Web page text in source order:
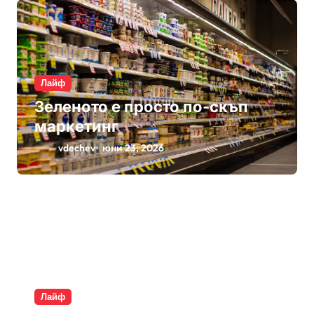
Лайф
Зеленото е просто по-скъп
маркетинг
vdechev юни 23, 2026
Лайф